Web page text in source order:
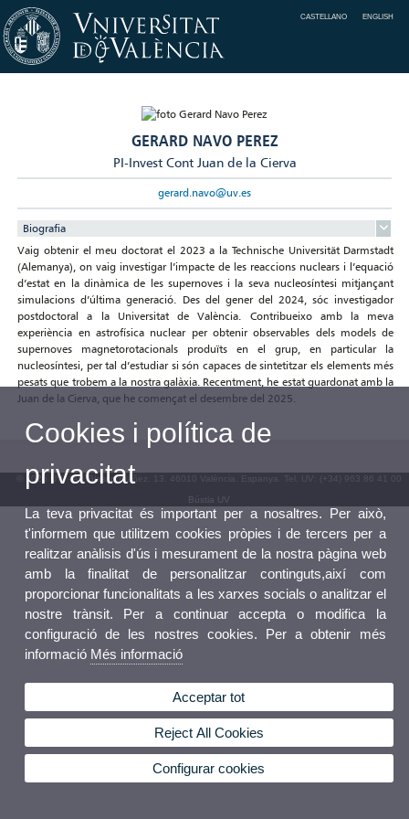
CASTELLANO ENGLISH
GERARD NAVO PEREZ
PI-Invest Cont Juan de la Cierva
gerard.navo@uv.es
Biografia
Vaig obtenir el meu doctorat el 2023 a la Technische Universität Darmstadt
(Alemanya), on vaig investigar l’impacte de les reaccions nuclears i l’equació
d’estat en la dinàmica de les supernoves i la seva nucleosíntesi mitjançant
simulacions d’última generació. Des del gener del 2024, sóc investigador
postdoctoral a la Universitat de València. Contribueixo amb la meva
experiència en astrofísica nuclear per obtenir observables dels models de
supernoves magnetorotacionals produïts en el grup, en particular la
nucleosíntesi, per tal d’estudiar si són capaces de sintetitzar els elements més
pesats que trobem a la nostra galàxia. Recentment, he estat guardonat amb la
Juan de la Cierva, que he començat el desembre del 2025.
© 2026 UV. - Av. Blasco Ibáñez, 13. 46010 València. Espanya. Tel. UV: (+34) 963 86 41 00
Bústia UV
Cookies i política de
privacitat
La teva privacitat és important per a nosaltres. Per això,
t'informem que utilitzem cookies pròpies i de tercers per a
realitzar anàlisis d'ús i mesurament de la nostra pàgina web
amb la finalitat de personalitzar continguts,així com
proporcionar funcionalitats a les xarxes socials o analitzar el
nostre trànsit. Per a continuar accepta o modifica la
configuració de les nostres cookies. Per a obtenir més
informació Més informació
Acceptar tot
Reject All Cookies
Configurar cookies